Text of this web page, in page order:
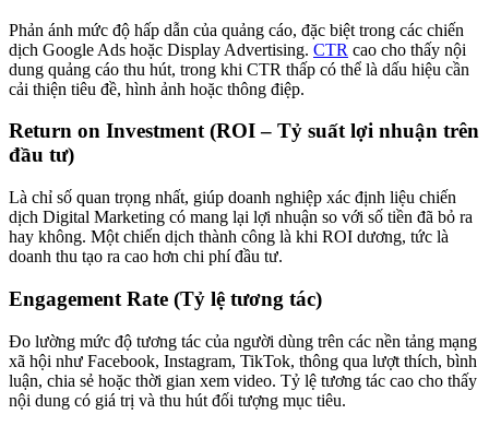
Phản ánh mức độ hấp dẫn của quảng cáo, đặc biệt trong các chiến
dịch Google Ads hoặc Display Advertising. CTR cao cho thấy nội
dung quảng cáo thu hút, trong khi CTR thấp có thể là dấu hiệu cần
cải thiện tiêu đề, hình ảnh hoặc thông điệp.
Return on Investment (ROI – Tỷ suất lợi nhuận trên
đầu tư)
Là chỉ số quan trọng nhất, giúp doanh nghiệp xác định liệu chiến
dịch Digital Marketing có mang lại lợi nhuận so với số tiền đã bỏ ra
hay không. Một chiến dịch thành công là khi ROI dương, tức là
doanh thu tạo ra cao hơn chi phí đầu tư.
Engagement Rate (Tỷ lệ tương tác)
Đo lường mức độ tương tác của người dùng trên các nền tảng mạng
xã hội như Facebook, Instagram, TikTok, thông qua lượt thích, bình
luận, chia sẻ hoặc thời gian xem video. Tỷ lệ tương tác cao cho thấy
nội dung có giá trị và thu hút đối tượng mục tiêu.